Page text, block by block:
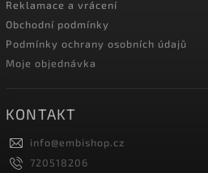
Reklamace a vrácení
Obchodní podmínky
Podmínky ochrany osobních údajů
Moje objednávka
KONTAKT
info@embishop.cz
720518206